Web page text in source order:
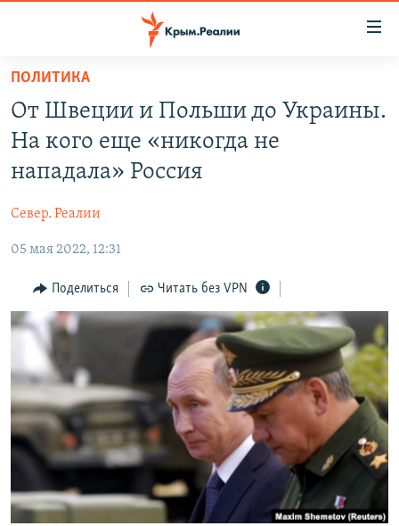
Вернуться
основному
содержанию
главной
навигации
Вернутся
поиску
СПЕЦПРОЕКТЫ
11 ЛЕТ ОККУПАЦИИ КРЫМА. 11 ИСТОРИЙ СОПРОТИВЛЕНИЯ
ЕЩЕ
ИНТЕРАКТИВ
ИНФОГРАФИКА
ТЕЛЕПРОЕКТ КРЫМ.РЕАЛИИ
СОВЕТЫ ПРАВОЗАЩИТНИКОВ
ПРОПАВШИЕ БЕЗ ВЕСТИ
ПОБЕДИТЕЛЕЙ НЕ СУДЯТ?
КРЫМ.НЕПОКОРЕННЫЙ
УКРАИНСКАЯ ПРОБЛЕМА КРЫМА
РАДІО СВОБОДА
КАК ОБОЙТИ БЛОКИРОВКУ
Українською
Qırımtatar
ПРИСОЕДИНЯЙТЕСЬ!
ПОЛИТИКА
От Швеции и Польши до Украины.
На кого еще «никогда не
нападала» Россия
Север. Реалии
05 мая 2022, 12:31
Поделиться Читать без VPN